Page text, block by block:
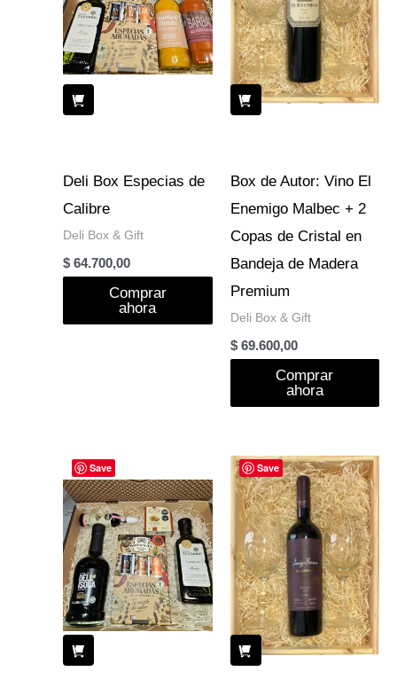
Deli Box Especias de
Calibre
Deli Box & Gift
$ 64.700,00
Comprar
ahora
Box de Autor: Vino El
Enemigo Malbec + 2
Copas de Cristal en
Bandeja de Madera
Premium
Deli Box & Gift
$69.600,00
Comprar
ahora
Save Save